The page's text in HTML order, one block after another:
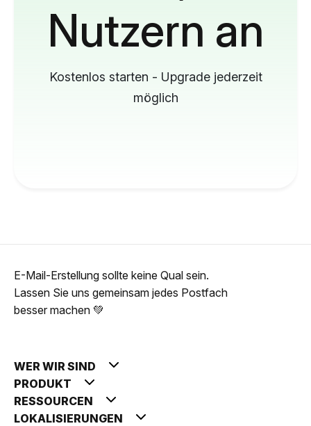
Nutzern an
Kostenlos starten - Upgrade jederzeit
möglich
E-Mail-Erstellung sollte keine Qual sein.
Lassen Sie uns gemeinsam jedes Postfach
besser machen 💚
WER WIR SIND
PRODUKT
RESSOURCEN
LOKALISIERUNGEN